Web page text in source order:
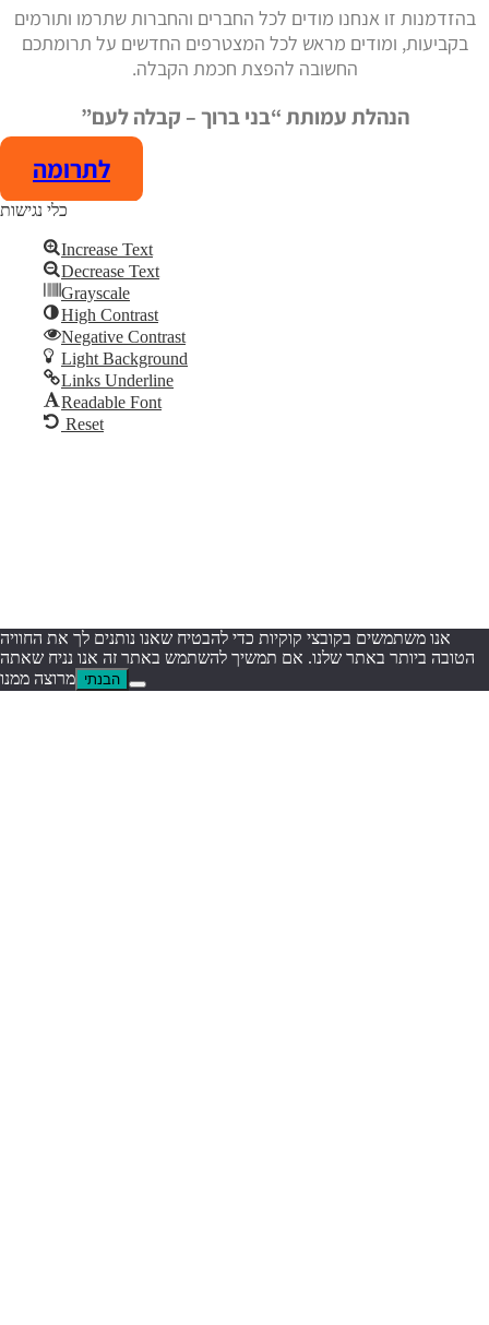
בהזדמנות זו אנחנו מודים לכל החברים והחברות שתרמו ותורמים
בקביעות, ומודים מראש לכל המצטרפים החדשים על תרומתכם
החשובה להפצת חכמת הקבלה.
הנהלת עמותת “בני ברוך – קבלה לעם”
לתרומה
Skip to content
Open toolbar
כלי נגישות
Increase Text
Decrease Text
Grayscale
High Contrast
Negative Contrast
Light Background
Links Underline
Readable Font
Reset
אנו משתמשים בקובצי קוקיות כדי להבטיח שאנו נותנים לך את החוויה
הטובה ביותר באתר שלנו. אם תמשיך להשתמש באתר זה אנו נניח שאתה
מרוצה ממנו הבנתי